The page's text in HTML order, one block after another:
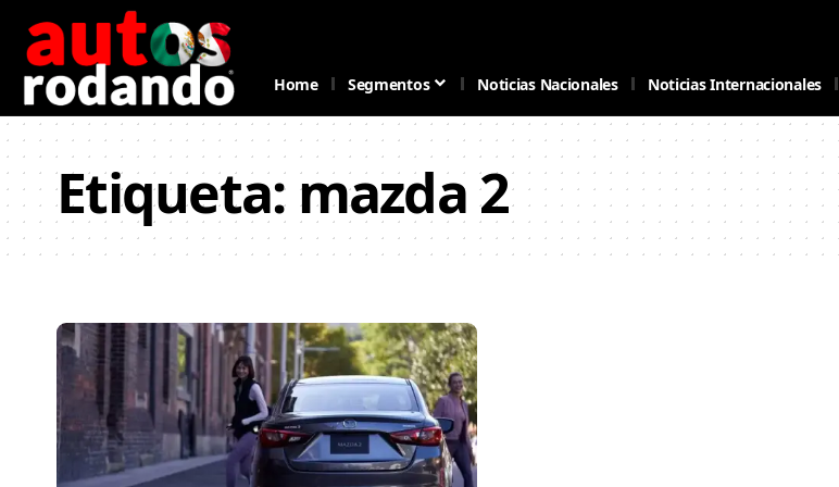
Home Segmentos Noticias Nacionales Noticias Internacionales
Etiqueta:mazda 2